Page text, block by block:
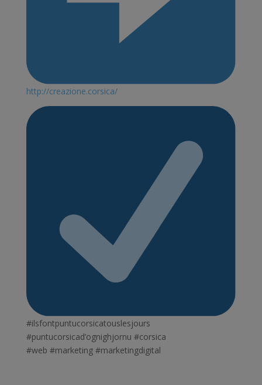
http://creazione.corsica/
#ilsfontpuntucorsicatouslesjours
#puntucorsicad’ognighjornu #corsica
#web #marketing #marketingdigital